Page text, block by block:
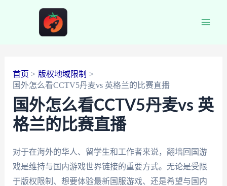
首页
版权地域限制
国外怎么看CCTV5丹麦vs 英格兰的比赛直播
国外怎么看CCTV5丹麦vs 英
格兰的比赛直播
对于在海外的华人、留学生和工作者来说，翻墙回国游
戏是维持与国内游戏世界链接的重要方式。无论是受限
于版权限制、想要体验最新国服游戏、还是希望与国内